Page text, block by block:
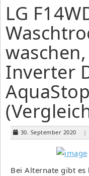
LG
Inverter
30. September 2020 |
Bei Alternate gibt es